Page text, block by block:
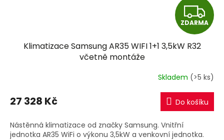
Z
D
R
M
A
ZDARMA
Klimatizace Samsung AR35 WIFI 1+1 3,5kW R32
včetně montáže
Skladem (>5 ks)
27 328 Kč Do košíku
Nástěnná klimatizace od značky Samsung. Vnitřní
jednotka AR35 WiFi o výkonu 3,5kW a venkovní jednotka.